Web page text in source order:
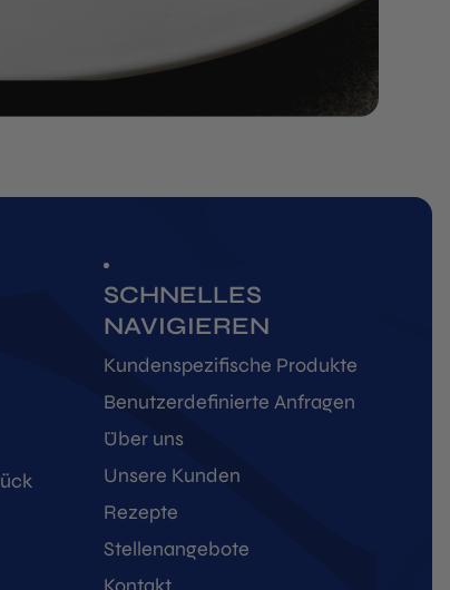
SCHNELLES
NAVIGIEREN
Kundenspezifische Produkte
Benutzerdefinierte Anfragen
Über uns
Unsere Kunden
Rezepte
Stellenangebote